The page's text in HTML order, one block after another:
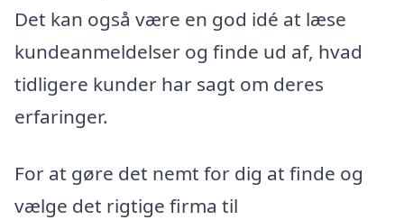
Det kan også være en god idé at læse
kundeanmeldelser og finde ud af, hvad
tidligere kunder har sagt om deres
erfaringer.
For at gøre det nemt for dig at finde og
vælge det rigtige firma til